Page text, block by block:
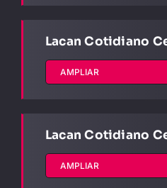
Lacan Cotidiano
AMPLIAR
Lacan Cotidiano
AMPLIAR